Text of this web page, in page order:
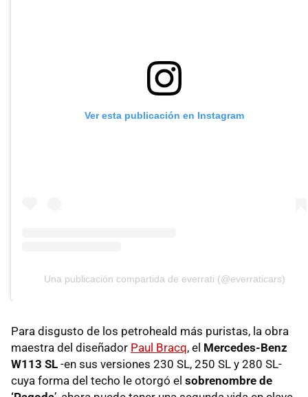
Ver esta publicación en Instagram
Una publicación compartida de everrati (@everraticars)
Para disgusto de los petroheald más puristas, la obra
maestra del diseñador Paul Bracq, el Mercedes-Benz
W113 SL -en sus versiones 230 SL, 250 SL y 280 SL-
cuya forma del techo le otorgó el sobrenombre de